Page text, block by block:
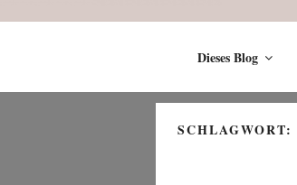
Dieses Blog
SCHLAGWORT: